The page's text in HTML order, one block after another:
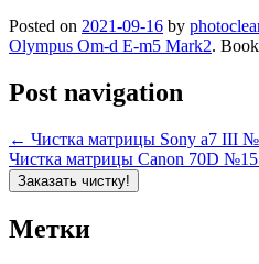
Posted on 2021-09-16 by
Olympus Om-d E-m5 Mark2.
Post navigation
← Чистка матрицы Sony a7 III
Чистка матрицы Canon 70D
Метки